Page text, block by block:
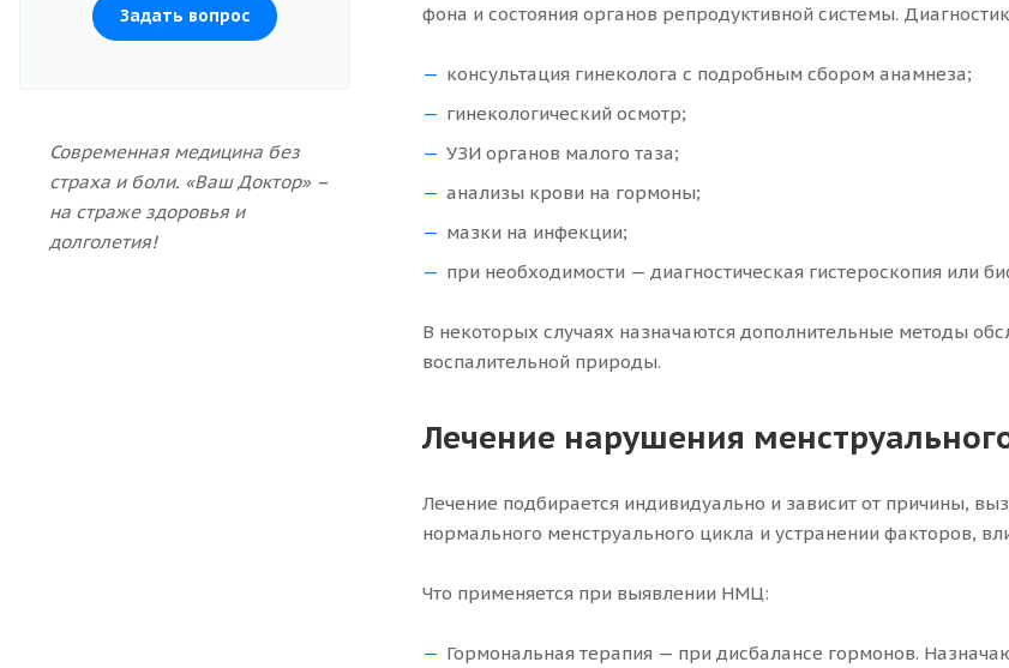
Задать вопрос
Современная медицина без
страха и боли. «Ваш Доктор» –
на страже здоровья и
долголетия!
фона и состояния органов репродуктивной системы.
консультация гинеколога с подробным сбором анамнеза;
гинекологический осмотр;
УЗИ органов малого таза;
анализы крови на гормоны;
мазки на инфекции;
при необходимости — диагностическая гистероскопия или
В некоторых случаях назначаются дополнительные методы
воспалительной природы.
Лечение нарушения
Лечение подбирается индивидуально и зависит от причины,
нормального менструального цикла и устранении факторов,
Что применяется при выявлении НМЦ:
Гормональная терапия — при дисбалансе гормонов.